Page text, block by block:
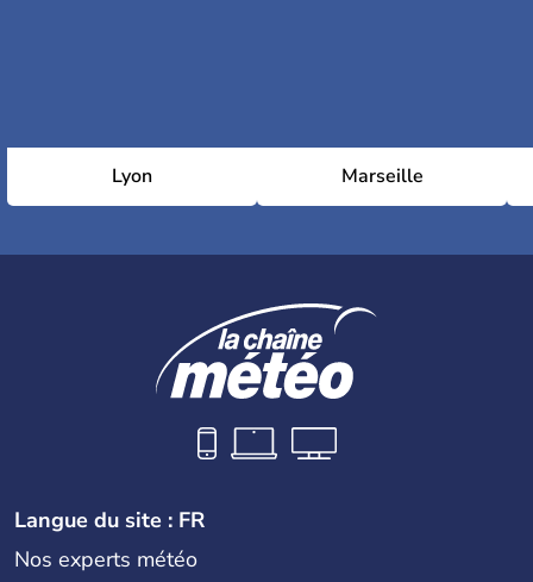
Lyon Marseille
Langue du site : FR
Nos experts météo